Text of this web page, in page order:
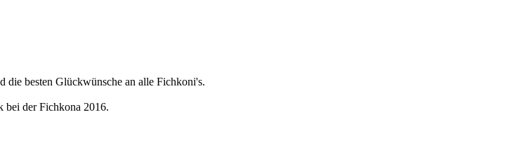
die besten Glückwünsche an alle Fichkoni's.
bei der Fichkona 2016.